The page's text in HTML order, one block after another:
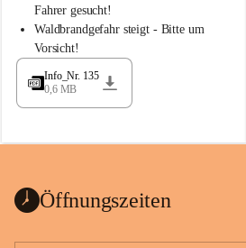
a
d
l
a
Fahrer gesucht!
Waldbrandgefahr steigt - Bitte um
Vorsicht!
Info_Nr. 135
0,6 MB
Öffnungszeiten